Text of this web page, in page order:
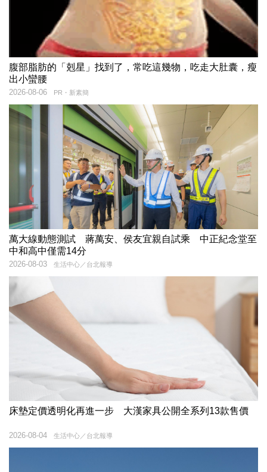
腹部脂肪的「剋星」找到了，常吃這幾物，吃走大肚囊，瘦
出小蠻腰
PR・新素簡
2026-08-06
萬大線動態測試 蔣萬安、侯友宜親自試乘 中正紀念堂至
中和高中僅需14分
生活中心／台北報導
2026-08-03
床墊定價透明化再進一步 大漢家具公開全系列13款售價
生活中心／台北報導
2026-08-04